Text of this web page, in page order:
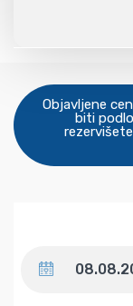
Objavljene
biti